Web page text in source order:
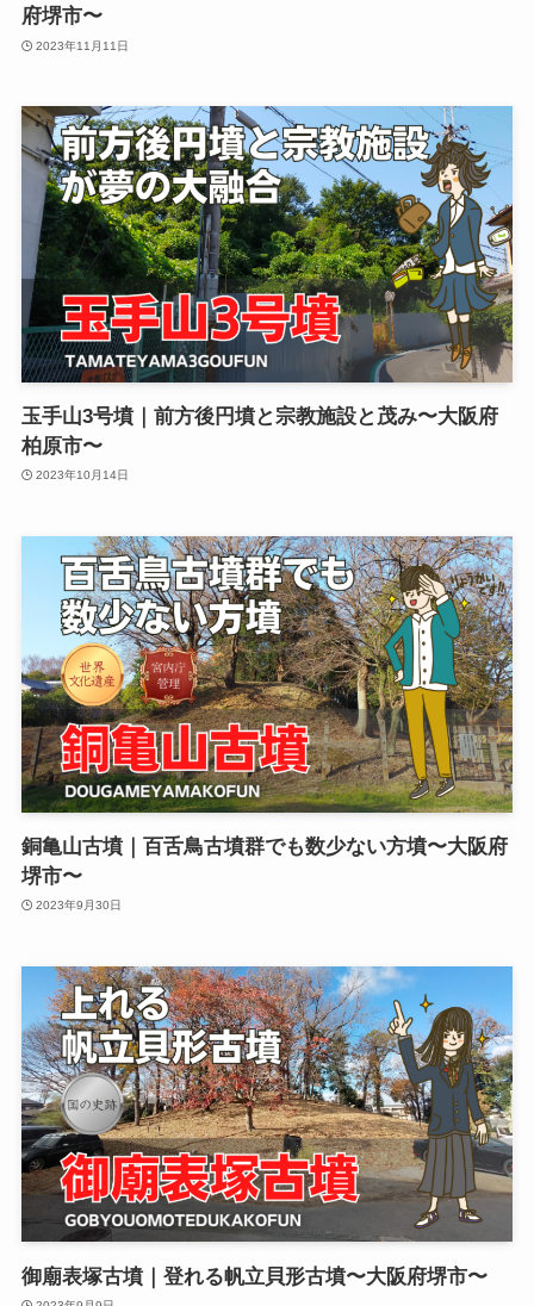
府堺市〜
2023年11月11日
玉手山3号墳｜前方後円墳と宗教施設と茂み〜大阪府
柏原市〜
2023年10月14日
銅亀山古墳｜百舌鳥古墳群でも数少ない方墳〜大阪府
堺市〜
2023年9月30日
御廟表塚古墳｜登れる帆立貝形古墳〜大阪府堺市〜